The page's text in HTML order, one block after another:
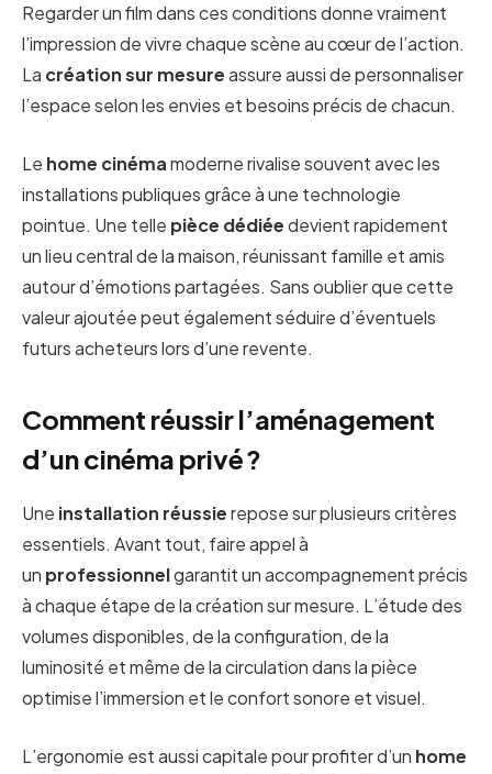
Regarder un film dans ces conditions donne vraiment
l’impression de vivre chaque scène au cœur de l’action.
La création sur mesureassure aussi de personnaliser
l’espace selon les envies et besoins précis de chacun.
Le home cinémamoderne rivalise souvent avec les
installations publiques grâce à une technologie
pointue. Une telle pièce dédiéedevient rapidement
un lieu central de la maison, réunissant famille et amis
autour d’émotions partagées. Sans oublier que cette
valeur ajoutée peut également séduire d’éventuels
futurs acheteurs lors d’une revente.
Comment réussir l’aménagement
d’un cinéma privé ?
Une installation réussierepose sur plusieurs critères
essentiels. Avant tout, faire appel à
un professionnelgarantit un accompagnement précis
à chaque étape de la création sur mesure. L’étude des
volumes disponibles, de la configuration, de la
luminosité et même de la circulation dans la pièce
optimise l’immersion et le confort sonore et visuel.
L’ergonomie est aussi capitale pour profiter d’un home